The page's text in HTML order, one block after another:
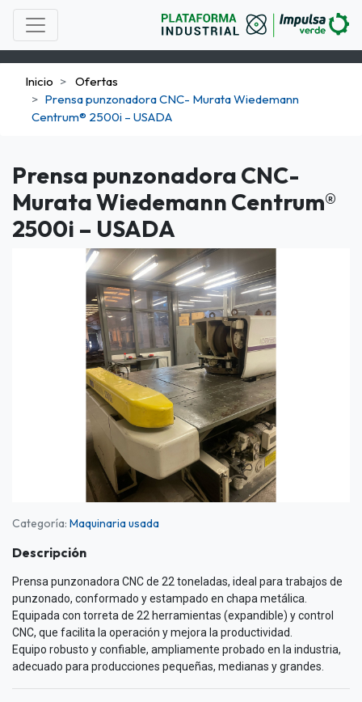
Inicio
Ofertas
Prensa punzonadora CNC- Murata Wiedemann
Centrum® 2500i – USADA
Prensa punzonadora CNC-
Murata Wiedemann Centrum®
2500i – USADA
Categoría: Maquinaria usada
Descripción
Prensa punzonadora CNC de 22 toneladas, ideal para trabajos de
punzonado, conformado y estampado en chapa metálica.
Equipada con torreta de 22 herramientas (expandible) y control
CNC, que facilita la operación y mejora la productividad.
Equipo robusto y confiable, ampliamente probado en la industria,
adecuado para producciones pequeñas, medianas y grandes.